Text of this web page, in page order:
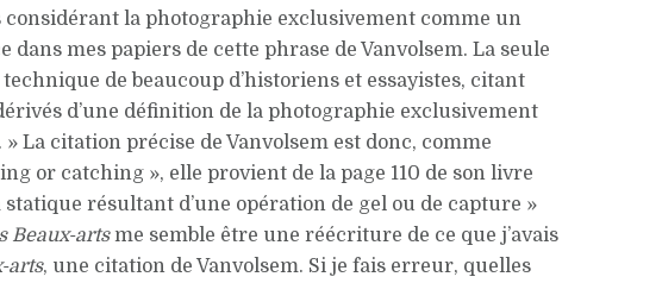
la photographie exclusivement comme un
mes papiers de cette phrase de Vanvolsem. La seule
de beaucoup d’historiens et essayistes, citant
d’une définition de la photographie exclusivement
La citation précise de Vanvolsem est donc, comme
or catching », elle provient de la page 110 de son livre
résultant d’une opération de gel ou de capture »
Beaux-artsme semble être une réécriture de ce que j’avais
arts, une citation de Vanvolsem. Si je fais erreur, quelles